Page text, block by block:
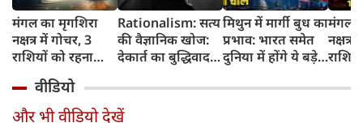
मंगल का मृगशिरा
नक्षत्र में गोचर, 3
राशियों को रहना
सावधान
Rationalism: सत्य
की वैज्ञानिक खोज:
देकार्त का बुद्धिवाद
का जन्म
मिथुन में मार्गी बुध का
प्रभाव: भारत समेत
दुनिया में होंगे ये बड़े
मंगल
नक्षत्र
किसे
वीडियो
और भी वीडियो देखें